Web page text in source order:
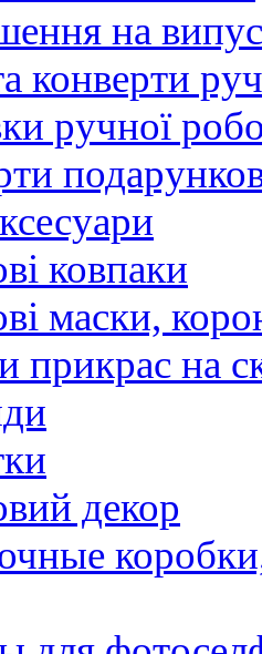
на
конверти
ручної
ковпаки
маски,
прикрас на
декор